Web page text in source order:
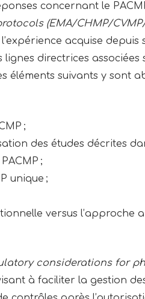
concernant le
(EMA/CHMP/CVMP/
acquise
directrices associées
éléments suivants y sont
;
des études décrites
;
unique ;
versus l’approche
considerations for
à faciliter la gestion